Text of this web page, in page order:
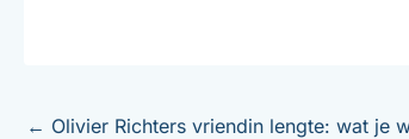
← Olivier Richters vriendin lengte: wat je